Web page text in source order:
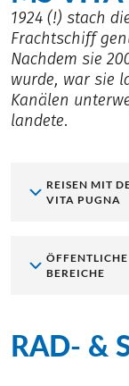
1924 (!) stach
Frachtschiff
Nachdem sie
wurde, war sie
Kanälen
landete.
REISEN MIT
VITA PUGNA
ÖFFENTLICHE
BEREICHE
RAD- &